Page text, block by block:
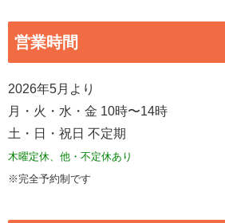
営業時間
2026年5月より
月・火・水・金 10時〜14時
土・日・祝日 不定期
木曜定休、他・不定休あり
※完全予約制です